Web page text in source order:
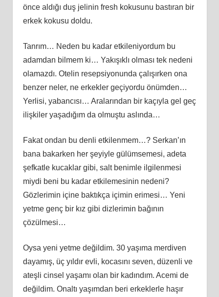
önce aldığı duş jelinin fresh kokusunu bastıran bir
erkek kokusu doldu.
Tanrım… Neden bu kadar etkileniyordum bu
adamdan bilmem ki… Yakışıklı olması tek nedeni
olamazdı. Otelin resepsiyonunda çalışırken ona
benzer neler, ne erkekler geçiyordu önümden…
Yerlisi, yabancısı… Aralarından bir kaçıyla gel geç
ilişkiler yaşadığım da olmuştu aslında…
Fakat ondan bu denli etkilenmem…? Serkan’ın
bana bakarken her şeyiyle gülümsemesi, adeta
şefkatle kucaklar gibi, salt benimle ilgilenmesi
miydi beni bu kadar etkilemesinin nedeni?
Gözlerimin içine baktıkça içimin erimesi… Yeni
yetme genç bir kız gibi dizlerimin bağının
çözülmesi…
Oysa yeni yetme değildim. 30 yaşıma merdiven
dayamış, üç yıldır evli, kocasını seven, düzenli ve
ateşli cinsel yaşamı olan bir kadındım. Acemi de
değildim. Onaltı yaşımdan beri erkeklerle haşır